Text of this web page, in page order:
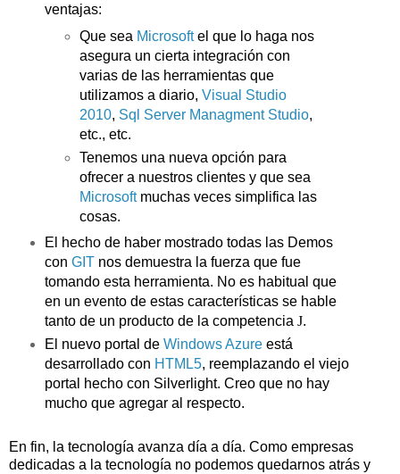
ventajas:
Que sea Microsoftel que lo haga nos
asegura un cierta integración con
varias de las herramientas que
utilizamos a diario,Visual Studio
2010, Sql Server Managment Studio,
etc., etc.
Tenemos una nueva opción para
ofrecer a nuestros clientes y que sea
Microsoftmuchas veces simplifica las
cosas.
El hecho de haber mostrado todas las Demos
con GITnos demuestra la fuerza que fue
tomando esta herramienta. No es habitual que
en un evento de estas características se hable
tanto de un producto de la competencia J.
El nuevo portal de Windows Azureestá
desarrollado con HTML5, reemplazando el viejo
portal hecho con Silverlight. Creo que no hay
mucho que agregar al respecto.
En fin, la tecnología avanza día a día. Como empresas
dedicadas a la tecnología no podemos quedarnos atrás y